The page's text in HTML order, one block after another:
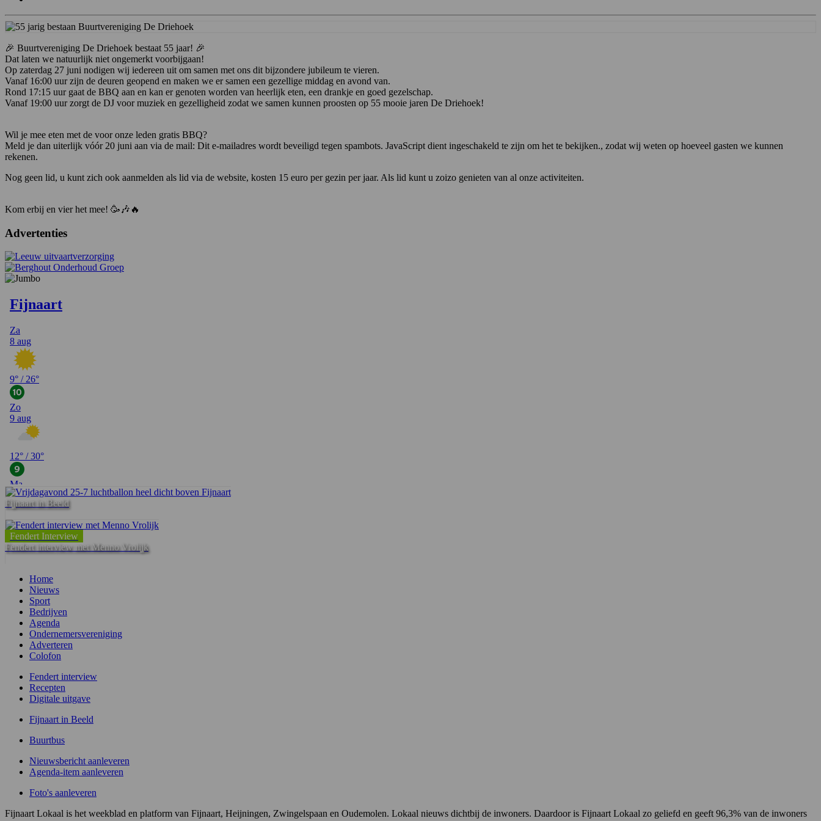
🎉 Buurtvereniging De Driehoek bestaat 55 jaar! 🎉
Dat laten we natuurlijk niet ongemerkt voorbijgaan!
Op zaterdag 27 juni nodigen wij iedereen uit om samen met ons dit bijzondere jubileum te vieren.
Vanaf 16:00 uur zijn de deuren geopend en maken we er samen een gezellige middag en avond van.
Rond 17:15 uur gaat de BBQ aan en kan er genoten worden van heerlijk eten, een drankje en goed gezelschap.
Vanaf 19:00 uur zorgt de DJ voor muziek en gezelligheid zodat we samen kunnen proosten op 55 mooie jaren De Driehoek!
Wil je mee eten met de voor onze leden gratis BBQ?
Meld je dan uiterlijk vóór 20 juni aan via de mail: Dit e-mailadres wordt beveiligd tegen spambots. JavaScript dient ingeschakeld te zijn om het te bekijken., zodat wij weten op hoeveel gasten we kunnen
rekenen.
Nog geen lid, u kunt zich ook aanmelden als lid via de website, kosten 15 euro per gezin per jaar. Als lid kunt u zoizo genieten van al onze activiteiten.
Kom erbij en vier het mee! 🥳🎶🔥
Advertenties
Fijnaart in Beeld
Fendert Interview
Fendert interview met Menno Vrolijk
Home
Nieuws
Sport
Bedrijven
Agenda
Ondernemersvereniging
Adverteren
Colofon
Fendert interview
Recepten
Digitale uitgave
Fijnaart in Beeld
Buurtbus
Nieuwsbericht aanleveren
Agenda-item aanleveren
Foto's aanleveren
Fijnaart Lokaal is het weekblad en platform van Fijnaart, Heijningen, Zwingelspaan en Oudemolen. Lokaal nieuws dichtbij de inwoners. Daardoor is Fijnaart Lokaal zo geliefd en geeft 96,3% van de inwoners